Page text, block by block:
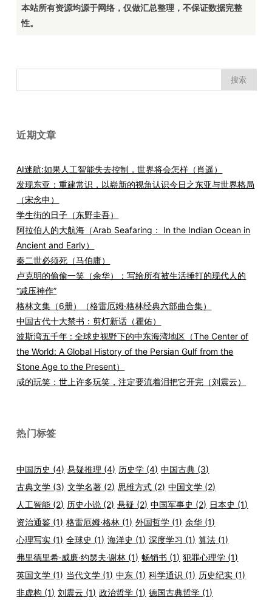
本站所有资源均源于网络，仅做汇总整理，不保证数据完整
性。
索：
近期文章
AI迷航:如果人工智能失去控制，世界将会怎样（肖遥）
发现东亚：重建常识，以崭新的视角认识今日之东亚与世界格局
（宋念申）
学生街的日子（东野圭吾）
阿拉伯人的大航海（Arab Seafaring： In the Indian Ocean in
Ancient and Early）
秦二世必须死（马伯庸）
卢克明的偷偷一笑（余华）：写给所有被生活捶打的现代人的
“减压神作”
格林文集（6册）（格雷厄姆·格林经典六部曲合集）
中国古代十大禁书：剪灯新话（瞿佑）
波斯湾五千年 : 全球史视野下的中东海湾地区（The Center of
the World: A Global History of the Persian Gulf from the
Stone Age to the Present）
咸的玩笑：世上许多玩笑，注定要流着泪把它开完（刘震云）
热门标签
中国历史 (4) 悬疑推理 (4) 历史学 (4) 中国古典 (3)
古典文学 (3) 文学名著 (2) 思维方式 (2) 中国文学 (2)
人工智能 (2) 历史小说 (2) 悬疑 (2) 中国军事史 (2) 日本史 (1)
资治通鉴 (1) 格雷厄姆·格林 (1) 外国哲学 (1) 余华 (1)
心理写实 (1) 全球史 (1) 海洋史 (1) 深度学习 (1) 算法 (1)
弗里德里希·威廉·约瑟夫·谢林 (1) 畅销书 (1) 犯罪心理学 (1)
英国文学 (1) 当代文学 (1) 中东 (1) 科学通识 (1) 历史纪实 (1)
非虚构 (1) 刘震云 (1) 政治哲学 (1) 德国古典哲学 (1)